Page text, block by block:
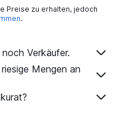
Preise zu erhalten, jedoch
.
Verkäufer.
Mengen an